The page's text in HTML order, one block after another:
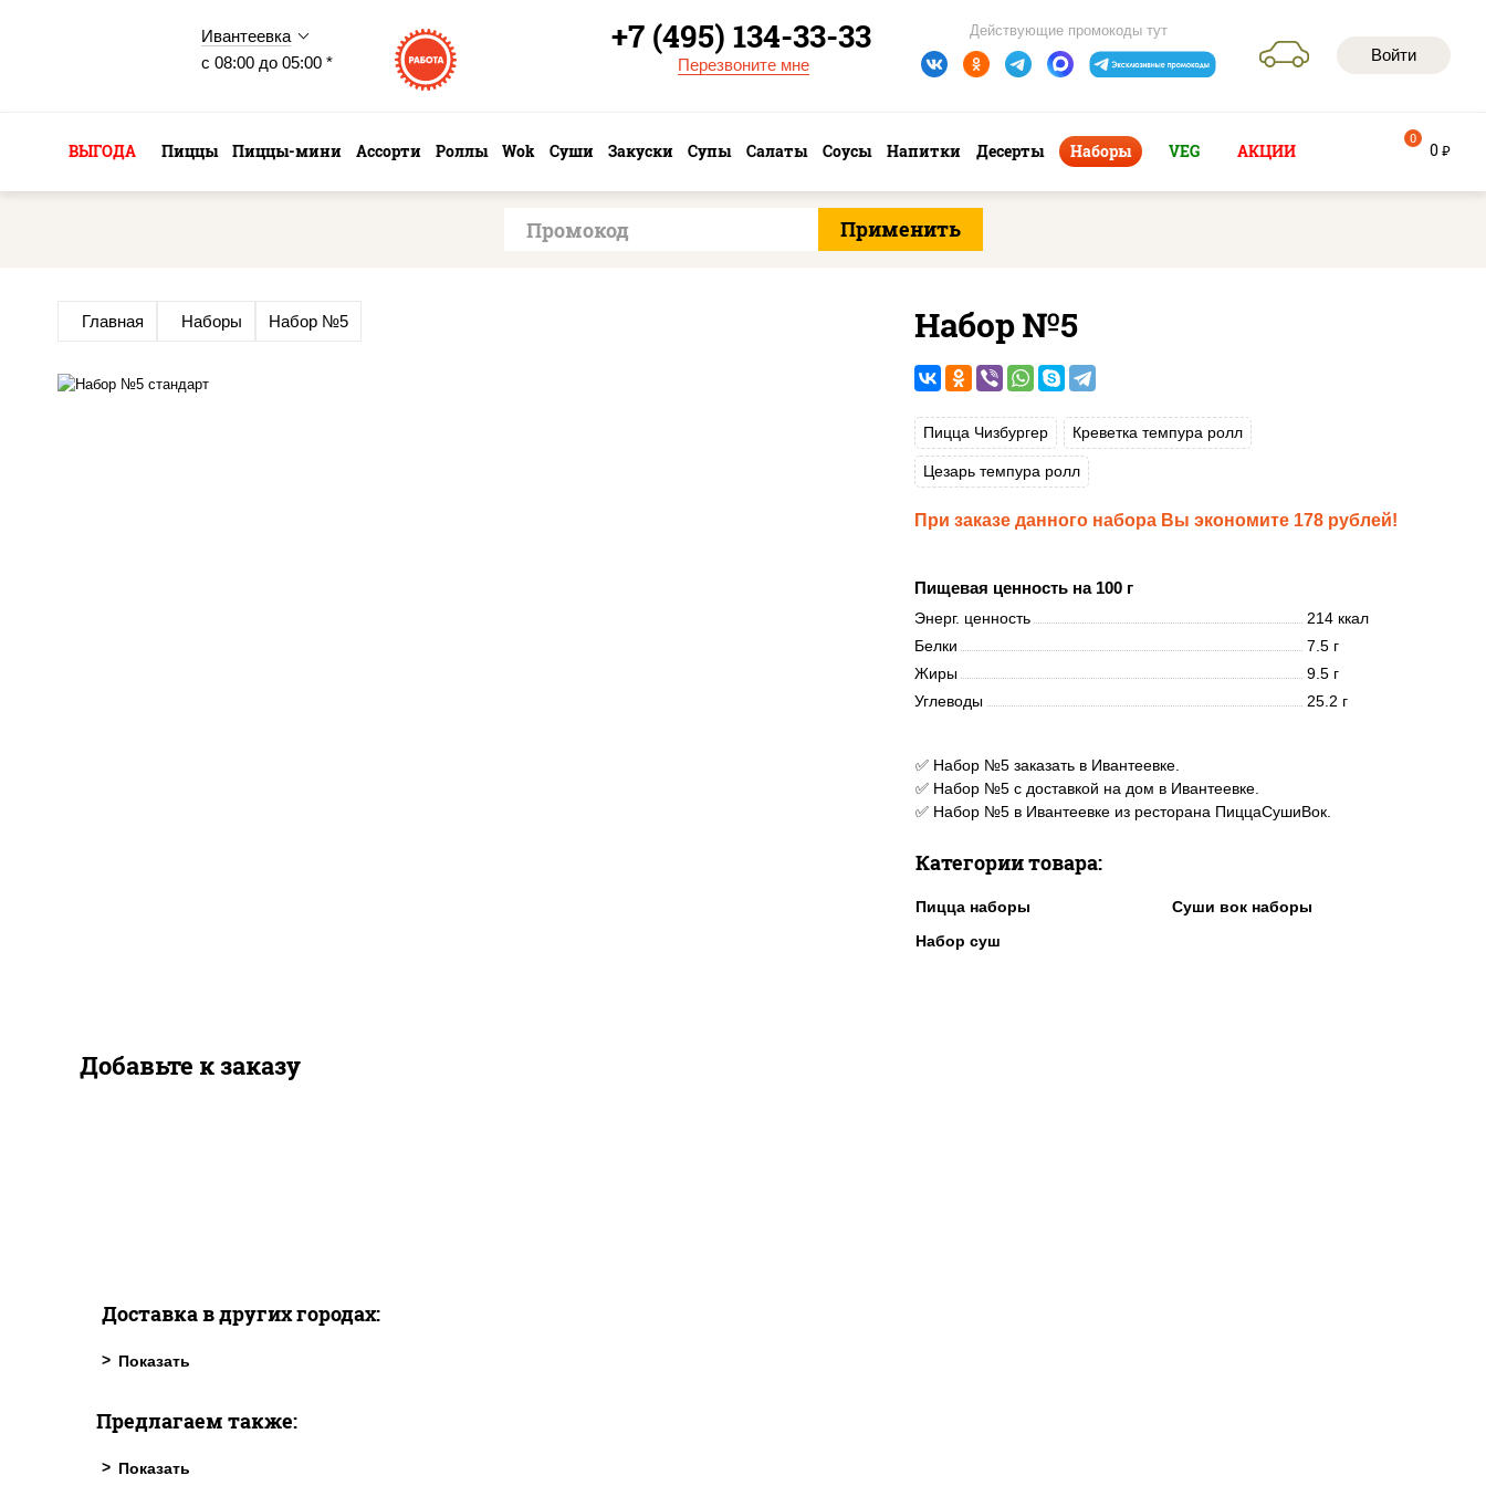
Ивантеевка
с 08:00 до 05:00 *
Войти
Действующие промокоды тут
+7 (495) 134-33-33
Перезвоните мне
ВЫГОДА Пиццы Пиццы-мини Ассорти Роллы Wok Суши Закуски Супы Салаты Соусы Напитки Десерты Наборы VEG АКЦИИ 0 руб
0
Главная Наборы Набор №5 Набор №5
Пицца Чизбургер Креветка темпура ролл
Цезарь темпура ролл
При заказе данного набора Вы экономите 178 рублей!
Пищевая ценность на 100 г
Энерг. ценность
214 ккал
Белки
7.5 г
Жиры
9.5 г
Углеводы
25.2 г
✅ Набор №5 заказать в Ивантеевке.
✅ Набор №5 с доставкой на дом в Ивантеевке.
✅ Набор №5 в Ивантеевке из ресторана ПиццаСушиВок.
Категории товара:
Пицца наборы
Суши вок наборы
Набор суш
Добавьте к заказу
Доставка в других городах:
Предлагаем также: